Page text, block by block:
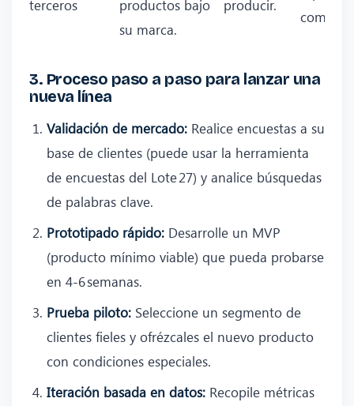
terceros
productos bajo
su marca.
producir.
3. Proceso paso a paso para lanzar una
nueva línea
Validación de mercado: Realice encuestas a su
base de clientes (puede usar la herramienta
de encuestas del Lote 27) y analice búsquedas
de palabras clave.
Prototipado rápido: Desarrolle un MVP
(producto mínimo viable) que pueda probarse
en 4‑6 semanas.
Prueba piloto: Seleccione un segmento de
clientes fieles y ofrézcales el nuevo producto
con condiciones especiales.
Iteración basada en datos: Recopile métricas